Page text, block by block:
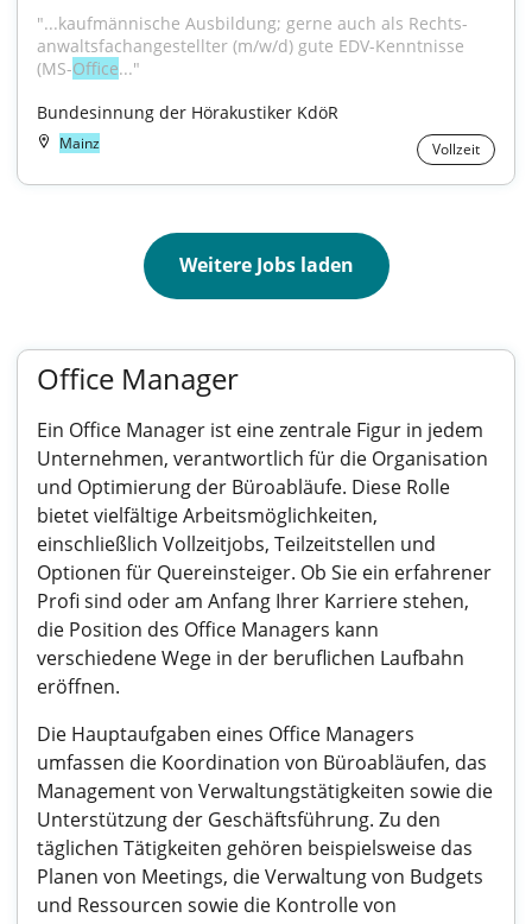
"...kauf­män­ni­sche Ausbildung; gerne auch als Rechts­
anwaltsfachangestellter (m/w/d) gute EDV-Kenntnisse
(MS-Office..."
Bundesinnung der Hörakustiker KdöR
Mainz Vollzeit
Weitere Jobs laden
Office Manager
Ein Office Manager ist eine zentrale Figur in jedem
Unternehmen, verantwortlich für die Organisation
und Optimierung der Büroabläufe. Diese Rolle
bietet vielfältige Arbeitsmöglichkeiten,
einschließlich Vollzeitjobs, Teilzeitstellen und
Optionen für Quereinsteiger. Ob Sie ein erfahrener
Profi sind oder am Anfang Ihrer Karriere stehen,
die Position des Office Managers kann
verschiedene Wege in der beruflichen Laufbahn
eröffnen.
Die Hauptaufgaben eines Office Managers
umfassen die Koordination von Büroabläufen, das
Management von Verwaltungstätigkeiten sowie die
Unterstützung der Geschäftsführung. Zu den
täglichen Tätigkeiten gehören beispielsweise das
Planen von Meetings, die Verwaltung von Budgets
und Ressourcen sowie die Kontrolle von